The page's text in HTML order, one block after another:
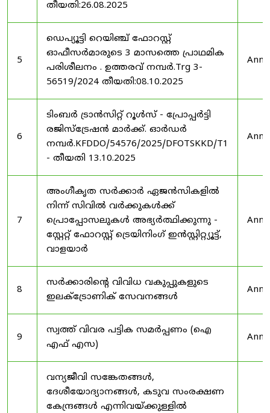
തീയതി:26.08.2025
5
ഡെപ്യൂട്ടി റെയിഞ്ച് ഫോറസ്റ്റ്
ഓഫീസർമാരുടെ 3 മാസത്തെ പ്രാഥമിക
പരിശീലനം . ഉത്തരവ് നമ്പർ.Trg 3-
56519/2024 തീയതി:08.10.2025
6
ടിംബർ ട്രാൻസിറ്റ് റൂൾസ് - പ്രോപ്പർട്ടി
രജിസ്ട്രേഷൻ മാർക്ക്. ഓർഡർ
നമ്പർ.KFDDO/54576/2025/DFOTSKKD/T1
- തീയതി 13.10.2025
7
അംഗീകൃത സർക്കാർ ഏജൻസികളിൽ
നിന്ന് സിവിൽ വർക്കുകൾക്ക്
പ്രൊപ്പോസലുകൾ അഭ്യർത്ഥിക്കുന്നു -
സ്റ്റേറ്റ് ഫോറസ്റ്റ് ട്രെയിനിംഗ് ഇൻസ്റ്റിറ്റ്യൂട്ട്,
വാളയാർ
8
സർക്കാരിന്റെ വിവിധ വകുപ്പുകളുടെ
ഇലക്ട്രോണിക് സേവനങ്ങൾ
9
സ്വത്ത് വിവര പട്ടിക സമർപ്പണം (ഐ
എഫ് എസ)
വന്യജീവി സങ്കേതങ്ങൾ,
ദേശീയോദ്യാനങ്ങൾ, കടുവ സംരക്ഷണ
കേന്ദ്രങ്ങൾ എന്നിവയ്ക്കുള്ളിൽ